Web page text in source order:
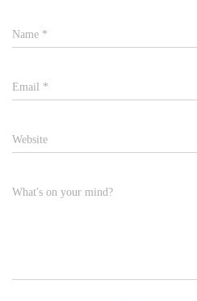
Name *
Email *
Website
What's on your mind?